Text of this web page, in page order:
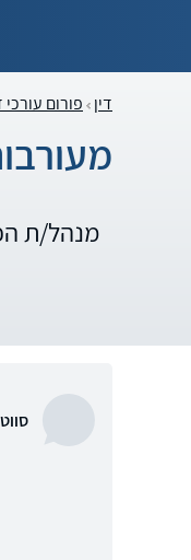
דין פורום עורכי
מנהל/ת